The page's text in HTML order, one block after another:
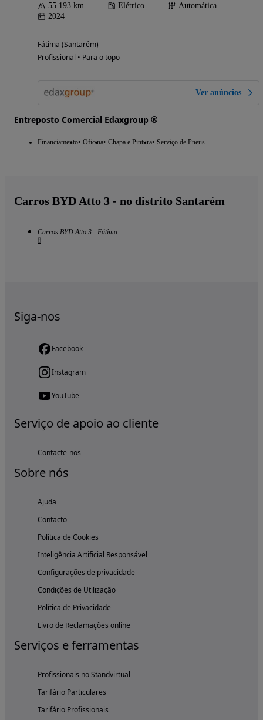
55 193 km Elétrico
Automática
2024
Fátima (Santarém)
Profissional • Para o topo
Ver anúncios
Entreposto Comercial Edaxgroup ®
Financiamento Oficina Chapa e Pintura Serviço de Pneus
Carros BYD Atto 3 - no distrito Santarém
Carros BYD Atto 3 - Fátima
8
Siga-nos
Facebook
Instagram
YouTube
Serviço de apoio ao cliente
Contacte-nos
Sobre nós
Ajuda
Contacto
Política de Cookies
Inteligência Artificial Responsável
Configurações de privacidade
Condições de Utilização
Política de Privacidade
Livro de Reclamações online
Serviços e ferramentas
Profissionais no Standvirtual
Tarifário Particulares
Tarifário Profissionais